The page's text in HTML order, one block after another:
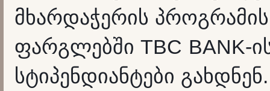
მხარდაჭერის პროგრამის
ფარგლებში TBC BANK-
სტიპენდიანტები გახდნენ.